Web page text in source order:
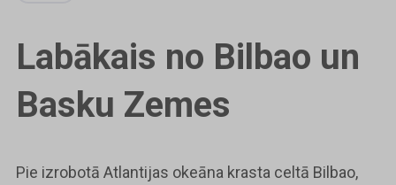
Labākais no Bilbao un
Basku Zemes
Pie izrobotā Atlantijas okeāna krasta celtā Bilbao,